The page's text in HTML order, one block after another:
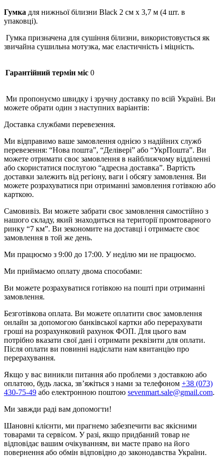
Гумка для нижньої білизни Black 2 см х 3,7 м (4 шт. в
упаковці).
Гумка призначена для сушіння білизни, використовується як
звичайна сушильна мотузка, має еластичність і міцність.
Гарантійний термін міс 0
Ми пропонуємо швидку і зручну доставку по всій Україні. Ви
можете обрати один з наступних варіантів:
Доставка службами перевезення.
Ми відправимо ваше замовлення однією з надійних служб
перевезення: “Нова пошта”, “Делівері” або “УкрПошта”. Ви
можете отримати своє замовлення в найближчому відділенні
або скористатися послугою “адресна доставка”. Вартість
доставки залежить від регіону, ваги і обсягу замовлення. Ви
можете розрахуватися при отриманні замовлення готівкою або
карткою.
Самовивіз. Ви можете забрати своє замовлення самостійно з
нашого складу, який знаходиться на території промтоварного
ринку “7 км”. Ви зекономите на доставці і отримаєте своє
замовлення в той же день.
Ми працюємо з 9:00 до 17:00. У неділю ми не працюємо.
Ми приймаємо оплату двома способами:
Ви можете розрахуватися готівкою на пошті при отриманні
замовлення.
Безготівкова оплата. Ви можете оплатити своє замовлення
онлайн за допомогою банківської картки або перерахувати
гроші на розрахунковий рахунок ФОП. Для цього вам
потрібно вказати свої дані і отримати реквізити для оплати.
Після оплати ви повинні надіслати нам квитанцію про
перерахування.
Якщо у вас виникли питання або проблеми з доставкою або
оплатою, будь ласка, зв’яжіться з нами за телефоном +38 (073)
430-75-49 або електронною поштою sevenmart.sale@gmail.com.
Ми завжди раді вам допомогти!
Шановні клієнти, ми прагнемо забезпечити вас якісними
товарами та сервісом. У разі, якщо придбаний товар не
відповідає вашим очікуванням, ви маєте право на його
повернення або обмін відповідно до законодавства України.